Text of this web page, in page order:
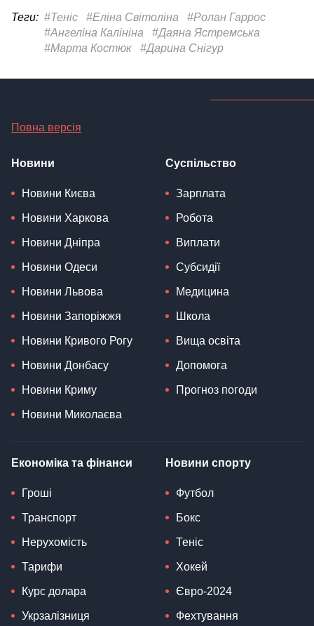
Теги: #Теніс #Еліна Світоліна
#Ролан Гаррос
#Ангеліна Калініна
#Даяна Ястремська
#Марта Костюк
#Дарина Снігур
Повна версія
Новини
Новини Києва
Новини Харкова
Новини Дніпра
Новини Одеси
Новини Львова
Новини Запоріжжя
Новини Кривого Рогу
Новини Донбасу
Новини Криму
Новини Миколаєва
Суспільство
Зарплата
Робота
Виплати
Субсидії
Медицина
Школа
Вища освіта
Допомога
Прогноз погоди
Економіка та фінанси
Гроші
Транспорт
Нерухомість
Тарифи
Курс долара
Укрзалізниця
Новини спорту
Футбол
Бокс
Теніс
Хокей
Євро-2024
Фехтування